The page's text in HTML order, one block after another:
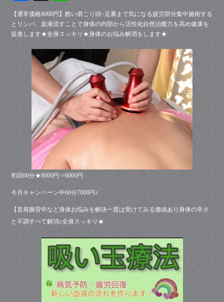
ce
bo
ok
ne
【通常価格8000円】酷い肩こり頭~足裏まで気になる疲労部分集中施術する
とリンパ、血液流すことで身体の内部から活性化自然治癒力を高め健康を
促進します★全身スッキリ★身体のお悩み解消をします★
初回60分★8000円⇒6000円
今月キャンペーン中60分7000円♪
【首肩腕背中など身体お悩みを解決一度は受けてみる価値あり身体の辛さ
と不調すべて解消♪全身スッキリ★